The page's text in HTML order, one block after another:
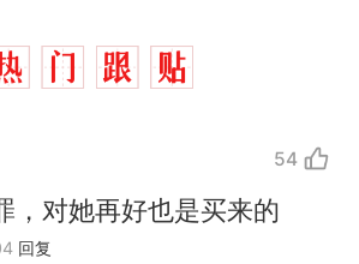
54
，对她再好也是买来的
回复